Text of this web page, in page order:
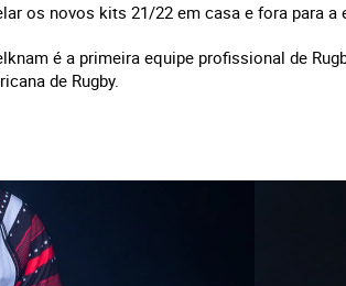
os novos kits 21/22 em casa e fora para a
é a primeira equipe profissional de
de Rugby.